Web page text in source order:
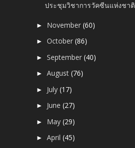
ประชุมวิชาการวัคซีนแห่งชาติ
► November(60)
►October(86)
►September(40)
►August(76)
► July(17)
► June(27)
► May(29)
►April(45)